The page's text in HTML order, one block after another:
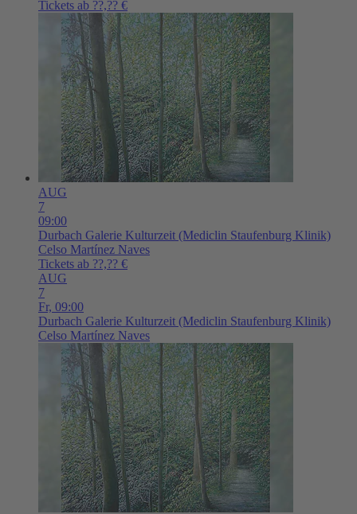
Tickets ab ??,?? €
AUG
7
09:00
Durbach Galerie Kulturzeit (Mediclin Staufenburg Klinik)
Celso Martínez Naves
Tickets ab ??,?? €
AUG
7
Fr, 09:00
Durbach Galerie Kulturzeit (Mediclin Staufenburg Klinik)
Celso Martínez Naves